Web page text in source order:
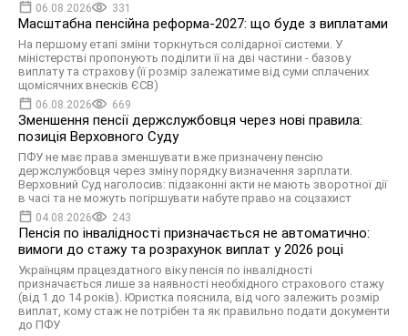
06.08.2026 331
Масштабна пенсійна реформа-2027: що буде з виплатами
На першому етапі зміни торкнуться солідарної системи. У
міністерстві пропонують поділити її на дві частини - базову
виплату та страхову (її розмір залежатиме від суми сплачених
щомісячних внесків ЄСВ)
06.08.2026 669
Зменшення пенсії держслужбовця через нові правила:
позиція Верховного Суду
ПФУ не має права зменшувати вже призначену пенсію
держслужбовця через зміну порядку визначення зарплати.
Верховний Суд наголосив: підзаконні акти не мають зворотної дії
в часі та не можуть погіршувати набуте право на соцзахист
04.08.2026 243
Пенсія по інвалідності призначається не автоматично:
вимоги до стажу та розрахунок виплат у 2026 році
Українцям працездатного віку пенсія по інвалідності
призначається лише за наявності необхідного страхового стажу
(від 1 до 14 років). Юристка пояснила, від чого залежить розмір
виплат, кому стаж не потрібен та як правильно подати документи
до ПФУ